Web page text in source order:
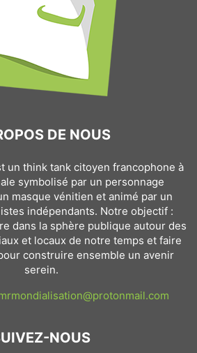
DE NOUS
un think tank citoyen francophone à
symbolisé par un personnage
masque vénitien et animé par un
indépendants. Notre objectif :
dans la sphère publique autour des
et locaux de notre temps et faire
construire ensemble un avenir
serein.
NOUS